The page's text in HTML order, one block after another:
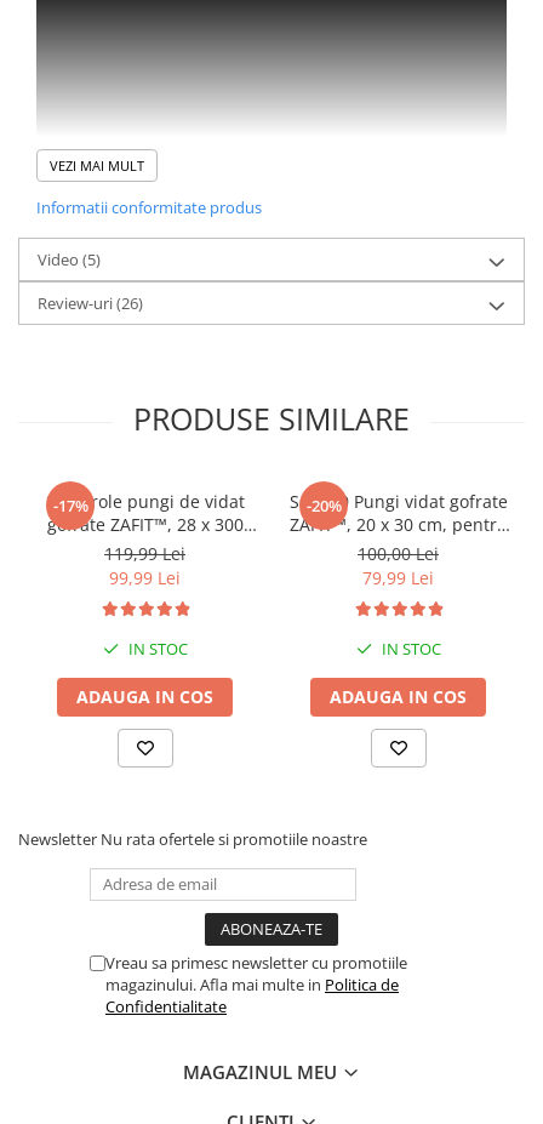
"Cand ZAFIT videaza, prospetimea se pastreaza!"
Transforma prospetimea in standardul bucatariei tale
proiectat pentru a pastra gustul, textura si calitatea
alimentelor tale pentru mai mult timp. Cu un design
modern, imbinand eleganta inoxului cu functionalitatea
VEZI MAI MULT
Informatii conformitate produs
Video (5)
Review-uri(26)
PRODUSE SIMILARE
-17%
Set 8 role pungi de vidat
gofrate ZAFIT™, 28 x 300
cm, pentru aparat de vidat
alimente, reutilizabile,
rezistente, sous vide,
lavabile in masina de
spalat, fara BPA,
transparent
119,99 Lei
99,99 Lei
IN STOC
ADAUGA IN COS
-20%
Set 100 Pungi vidat gofrate
ZAFIT™, 20 x 30 cm, pentru
aparat de vidat alimente,
reutilizabile, rezistente,
sous vide, lavabile in
masina de spalat, fara BPA,
transparent
100,00 Lei
79,99 Lei
IN STOC
ADAUGA IN COS
Newsletter Nu rata ofertele si promotiile noastre
Vreau sa primesc newsletter cu promotiile
magazinului. Afla mai multe in Politica de
Confidentialitate
MAGAZINUL MEU